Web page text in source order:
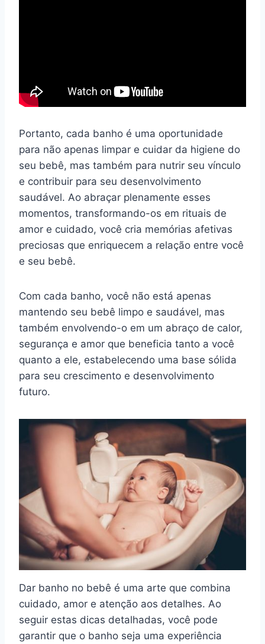
Portanto, cada banho é uma oportunidade
para não apenas limpar e cuidar da higiene do
seu bebê, mas também para nutrir seu vínculo
e contribuir para seu desenvolvimento
saudável. Ao abraçar plenamente esses
momentos, transformando-os em rituais de
amor e cuidado, você cria memórias afetivas
preciosas que enriquecem a relação entre você
e seu bebê.
Com cada banho, você não está apenas
mantendo seu bebê limpo e saudável, mas
também envolvendo-o em um abraço de calor,
segurança e amor que beneficia tanto a você
quanto a ele, estabelecendo uma base sólida
para seu crescimento e desenvolvimento
futuro.
Dar banho no bebê é uma arte que combina
cuidado, amor e atenção aos detalhes. Ao
seguir estas dicas detalhadas, você pode
garantir que o banho seja uma experiência